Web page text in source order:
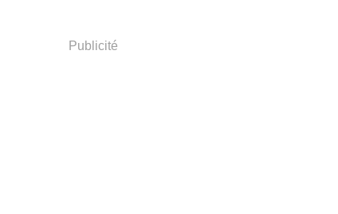
Publicité